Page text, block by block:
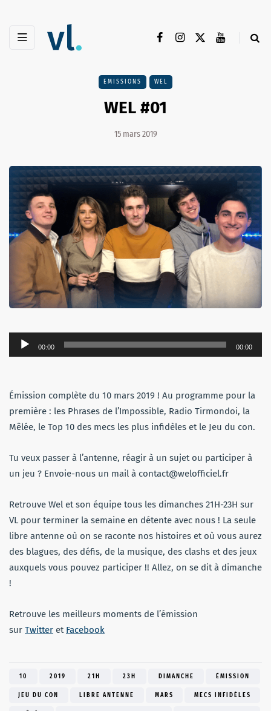
EMISSIONS WEL
WEL #01
15 mars 2019
Lecteur
audio
00:00 00:00
Émission complète du 10 mars 2019 ! Au programme pour la
première : les Phrases de l’Impossible, Radio Tirmondoi, la
Mêlée, le Top 10 des mecs les plus infidèles et le Jeu du con.
Tu veux passer à l’antenne, réagir à un sujet ou participer à
un jeu ? Envoie-nous un mail à contact@welofficiel.fr
Retrouve Wel et son équipe tous les dimanches 21H-23H sur
VL pour terminer la semaine en détente avec nous ! La seule
libre antenne où on se raconte nos histoires et où vous aurez
des blagues, des défis, de la musique, des clashs et des jeux
auxquels vous pouvez participer !! Allez, on se dit à dimanche
!
Retrouve les meilleurs moments de l’émission
sur Twitter et Facebook
10 2019 21H 23H DIMANCHE ÉMISSION
JEU DU CON LIBRE ANTENNE MARS MECS INFIDÈLES